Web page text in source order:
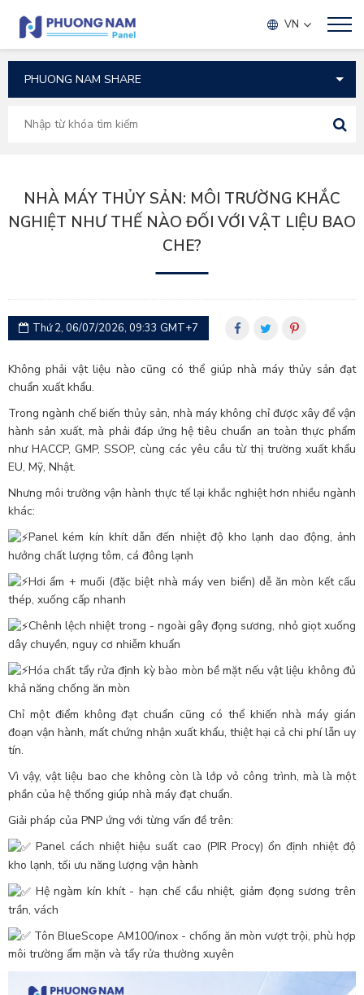
VN
TIN TỨC
NHÀ MÁY THỦY SẢN: MÔI TRƯỜNG KHẮC
NGHIỆT NHƯ THẾ NÀO ĐỐI VỚI VẬT LIỆU BAO
CHE?
Thứ 2, 06/07/2026, 09:33 GMT+7
Không phải vật liệu nào cũng có thể giúp nhà máy thủy sản đạt
chuẩn xuất khẩu.
Trong ngành chế biến thủy sản, nhà máy không chỉ được xây để vận
hành sản xuất, mà phải đáp ứng hệ tiêu chuẩn an toàn thực phẩm
như HACCP, GMP, SSOP, cùng các yêu cầu từ thị trường xuất khẩu
EU, Mỹ, Nhật.
Nhưng môi trường vận hành thực tế lại khắc nghiệt hơn nhiều ngành
khác:
Panel kém kín khít dẫn đến nhiệt độ kho lạnh dao động, ảnh
hưởng chất lượng tôm, cá đông lạnh
Hơi ẩm + muối (đặc biệt nhà máy ven biển) dễ ăn mòn kết cấu
thép, xuống cấp nhanh
Chênh lệch nhiệt trong - ngoài gây đọng sương, nhỏ giọt xuống
dây chuyền, nguy cơ nhiễm khuẩn
Hóa chất tẩy rửa định kỳ bào mòn bề mặt nếu vật liệu không đủ
khả năng chống ăn mòn
Chỉ một điểm không đạt chuẩn cũng có thể khiến nhà máy gián
đoạn vận hành, mất chứng nhận xuất khẩu, thiệt hại cả chi phí lẫn uy
tín.
Vì vậy, vật liệu bao che không còn là lớp vỏ công trình, mà là một
phần của hệ thống giúp nhà máy đạt chuẩn.
Giải pháp của PNP ứng với từng vấn đề trên:
Panel cách nhiệt hiệu suất cao (PIR Procy) ổn định nhiệt độ
kho lạnh, tối ưu năng lượng vận hành
Hệ ngàm kín khít - hạn chế cầu nhiệt, giảm đọng sương trên
trần, vách
Tôn BlueScope AM100/inox - chống ăn mòn vượt trội, phù hợp
môi trường ẩm mặn và tẩy rửa thường xuyên